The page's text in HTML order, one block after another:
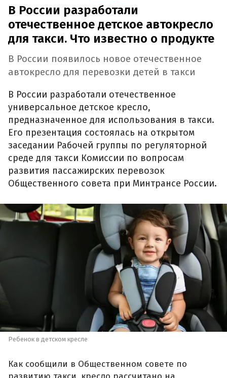
В России разработали
отечественное детское автокресло
для такси. Что известно о продукте
В России появилось новое отечественное
автокресло для перевозки детей в такси
В России разработали отечественное
универсальное детское кресло,
предназначенное для использования в такси.
Его презентация состоялась на открытом
заседании Рабочей группы по регуляторной
среде для такси Комиссии по вопросам
развития пассажирских перевозок
Общественного совета при Минтрансе России.
Ребенок в детском кресле
Как сообщили в Общественном совете по